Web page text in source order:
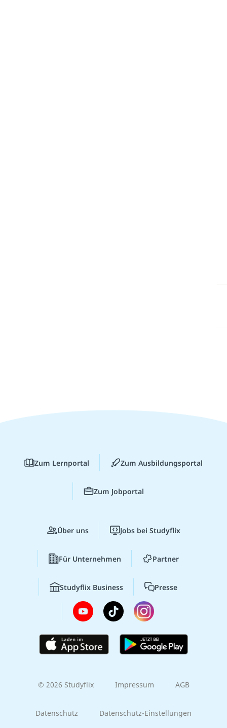
Zum Lernportal Zum Ausbildungsportal
Zum Jobportal
Über uns Jobs bei Studyflix
Für Unternehmen Partner
Studyflix Business Presse
© 2026 Studyflix Impressum AGB
Datenschutz Datenschutz-Einstellungen